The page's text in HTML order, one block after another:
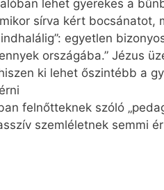
lehet gyerekes a
sírva kért
egyetlen
országába.” Jézus
ki lehet őszintébb a
felnőtteknek szóló
szemléletnek semmi